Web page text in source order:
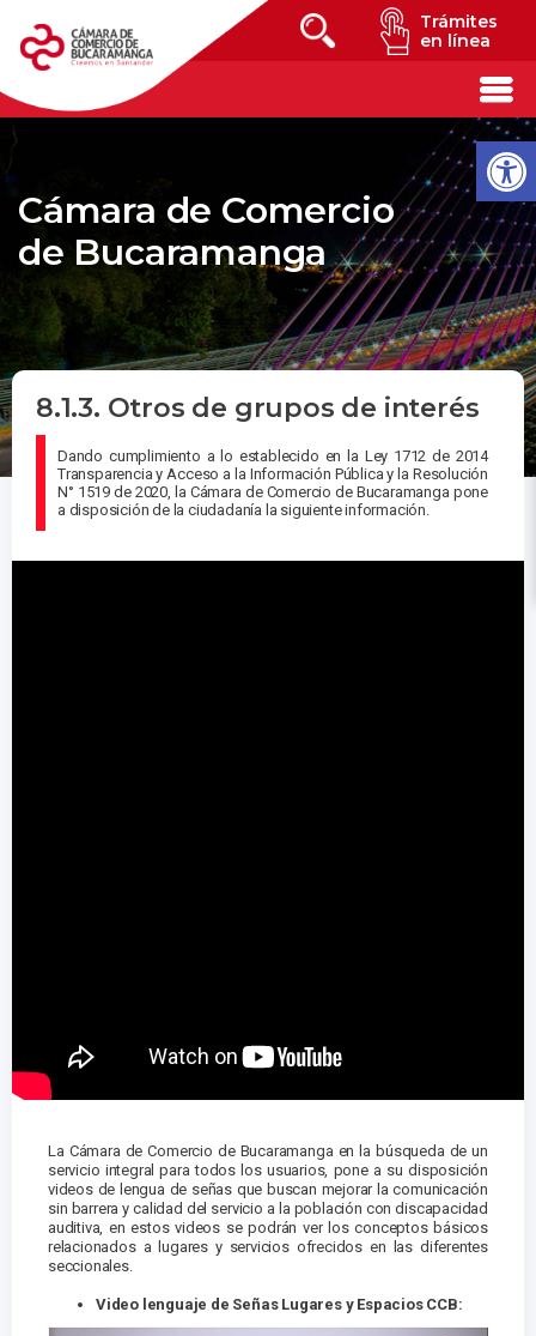
Trámites
en línea
Cámara de Comercio
de Bucaramanga
8.1.3. Otros de grupos de interés
Dando cumplimiento a lo establecido en la Ley 1712 de 2014
Transparencia y Acceso a la Información Pública y la Resolución
N° 1519 de 2020, la Cámara de Comercio de Bucaramanga pone
a disposición de la ciudadanía la siguiente información.
La Cámara de Comercio de Bucaramanga en la búsqueda de un
servicio integral para todos los usuarios, pone a su disposición
videos de lengua de señas que buscan mejorar la comunicación
sin barrera y calidad del servicio a la población con discapacidad
auditiva, en estos videos se podrán ver los conceptos básicos
relacionados a lugares y servicios ofrecidos en las diferentes
seccionales.
Video lenguaje de Señas Lugares y Espacios CCB: